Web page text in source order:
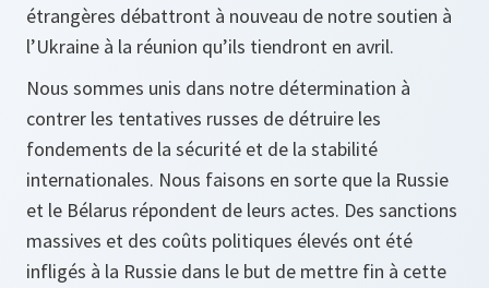
étrangères débattront à nouveau de notre soutien à
l’Ukraine à la réunion qu’ils tiendront en avril.
Nous sommes unis dans notre détermination à
contrer les tentatives russes de détruire les
fondements de la sécurité et de la stabilité
internationales. Nous faisons en sorte que la Russie
et le Bélarus répondent de leurs actes. Des sanctions
massives et des coûts politiques élevés ont été
infligés à la Russie dans le but de mettre fin à cette